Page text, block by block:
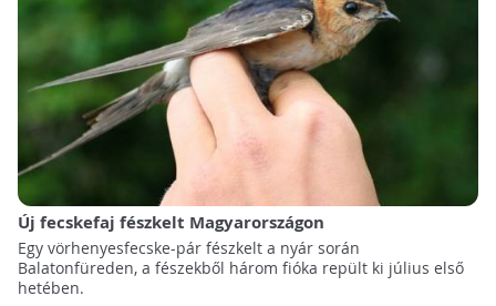
Új fecskefaj fészkelt Magyarországon
Egy vörhenyesfecske-pár fészkelt a nyár során
Balatonfüreden, a fészekből három fióka repült ki július első
hetében.